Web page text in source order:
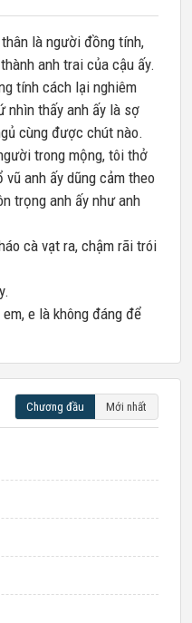
là người đồng tính,
anh trai của cậu ấy.
tính cách lại nghiêm
nhìn thấy anh ấy là sợ
cùng được chút nào.
trong mộng, tôi thở
anh ấy dũng cảm theo
trọng anh ấy như anh
cà vạt ra, chậm rãi trói
e là không đáng để
Chương đầu Mới nhất